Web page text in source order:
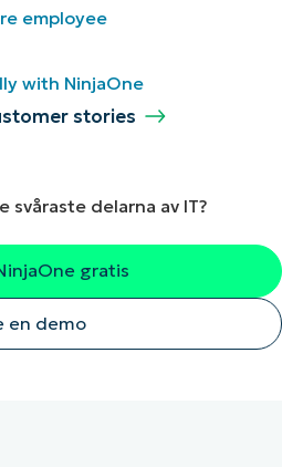
with NinjaOne
stories
delarna av IT?
gratis
en demo